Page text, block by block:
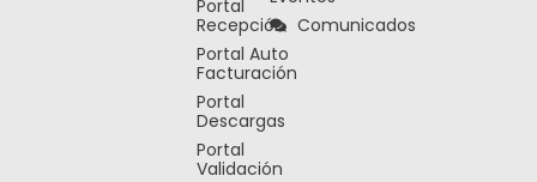
Portal
Recepción
Portal Auto
Facturación
Portal
Descargas
Portal
Validación
Comunicados